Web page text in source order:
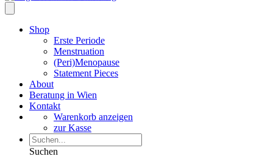
Shop
Erste Periode
Menstruation
(Peri)Menopause
Statement Pieces
About
Beratung in Wien
Kontakt
Warenkorb anzeigen
zur Kasse
Suchen